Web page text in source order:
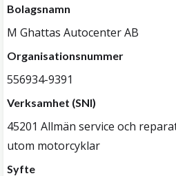
Bolagsnamn
M Ghattas Autocenter AB
Organisationsnummer
556934-9391
Verksamhet (SNI)
45201 Allmän service och
utom motorcyklar
Syfte